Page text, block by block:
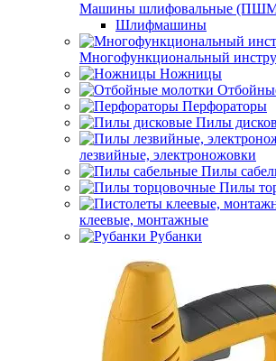
Машины шлифовальные
Шлифмашины
Многофункциональный
Ножницы
Перфораторы
Пилы
лезвийные, электроножовки
Пилы
Пилы
клеевые, монтажные
Рубанки